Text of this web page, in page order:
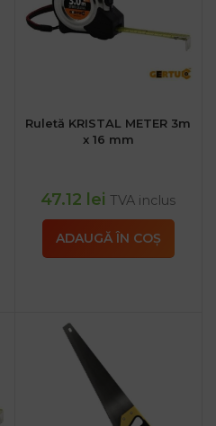
Ruletă KRISTAL METER 3m
x 16 mm
47.12 lei TVA inclus
ADAUGĂ ÎN COȘ